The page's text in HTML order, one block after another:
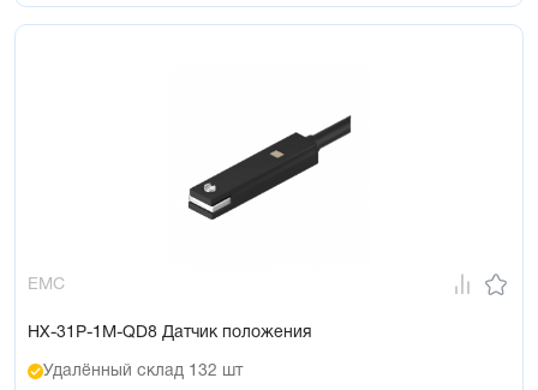
EMC
HX-31P-1M-QD8 Датчик положения
Удалённый склад 132 шт